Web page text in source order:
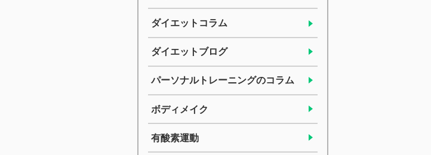
ダイエットコラム
ダイエットブログ
パーソナルトレーニングのコラム
ボディメイク
有酸素運動